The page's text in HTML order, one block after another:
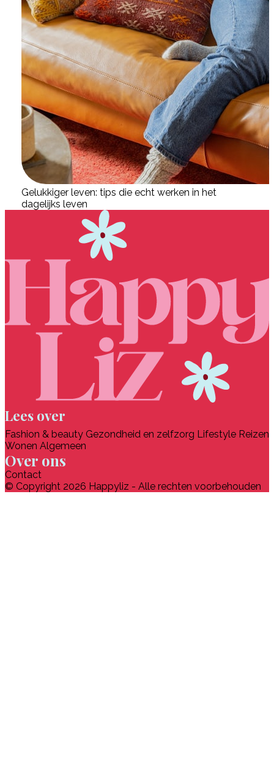
Gelukkiger leven: tips die echt werken in het
dagelijks leven
Lees over
Fashion & beauty Gezondheid en zelfzorg Lifestyle Reizen
Wonen Algemeen
Over ons
Contact
© Copyright 2026 Happyliz - Alle rechten voorbehouden